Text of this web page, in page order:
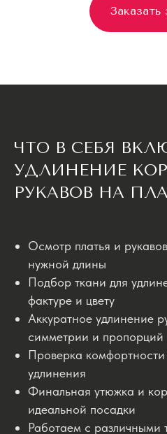
Заказать
ЧТО В СЕБЯ
УДЛИНЕНИЕ
РУКАВОВ НА
Осмотр платья и
нужной длины
Подбор ткани для
фактуре и цвету
Аккуратное удлинение
симметрии и пропорций
Проверка
удлинения
Финальная утюжка и
идеальной посадки
Работаем с различными